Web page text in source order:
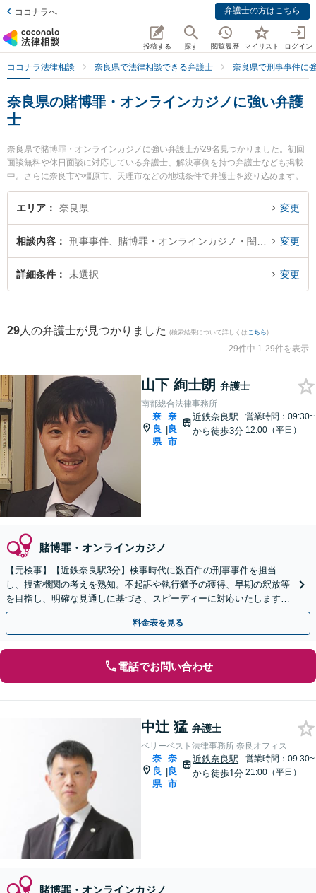
ココナラへ 弁護士の方はこちら
投稿する 探す 閲覧履歴 マイリスト ログイン
ココナラ法律相談 奈良県で法律相談できる弁護士 奈良県で刑事事件に
奈良県の賭博罪・オンラインカジノに強い弁護
士
奈良県で賭博罪・オンラインカジノに強い弁護士が29名見つかりました。初回
面談無料や休日面談に対応している弁護士、解決事例を持つ弁護士なども掲載
中。さらに奈良市や橿原市、天理市などの地域条件で弁護士を絞り込めます。
刑事事件に関係する加害者側や少年事件、再犯・前科あり等の細かな分野での
絞り込み検索もでき便利です。特に南都総合法律事務所の山下 絢士朗弁護士や
が注目されています。『奈良県で土日や夜間に発生した賭博罪・オンラインカ
ジノのトラブルを今すぐに弁護士に相談したい』『賭博罪・オンラインカジノ
のトラブル解決の実績豊富な近くの弁護士を検索したい』『初回相談無料で賭
エリア 奈良県 変更
相談内容 変更
詳細条件 未選択 変更
29 人の弁護士が見つかりました (検索結果について詳しくは こちら)
29件中 1-29件を表示
山下 絢士朗 弁護士
南都総合法律事務所
奈
良
県
|
奈
良
市
近鉄奈良駅
から徒歩3分
営業時間：09:30~
12:00（平日）
賭博罪・オンラインカジノ
【元検事】【近鉄奈良駅3分】検事時代に数百件の刑事事件を担当
し、捜査機関の考えを熟知。不起訴や執行猶予の獲得、早期の釈放等
を目指し、明確な見通しに基づき、スピーディーに対応いたします。
裁判員裁判にも対応します。【複数弁護士体制可能】
料金表を見る
電話でお問い合わせ
中辻 猛 弁護士
ベリーベスト法律事務所 奈良オフィス
奈
良
県
|
奈
良
市
近鉄奈良駅
から徒歩1分
営業時間：09:30~
21:00（平日）
賭博罪・オンラインカジノ